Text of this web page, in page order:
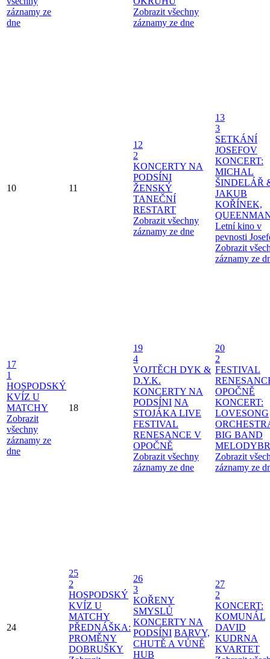
záznamy ze
dne
Zobrazit všechny
záznamy ze dne
10 11
12
2
KONCERTY NA
PODSÍNI
ŽENSKÝ
TANEČNÍ
RESTART
Zobrazit všechny
záznamy ze dne
13
3
SETKÁNÍ
JOSEFOV
KONCERT:
MICHAL
ŠINDELÁŘ
JAKUB
KOŘÍNEK,
Letní kino v
pevnosti
Zobrazit
záznamy ze
17
1
HOSPODSKÝ
KVÍZ U
MATCHY
Zobrazit
všechny
záznamy ze
dne
18
19
4
VOJTĚCH DYK &
D.Y.K.
KONCERTY NA
PODSÍNI NA
STOJÁKA LIVE
FESTIVAL
RENESANCE V
OPOČNĚ
Zobrazit všechny
záznamy ze dne
20
2
FESTIVAL
OPOČNĚ
KONCERT:
LOVESONG
BIG BAND
Zobrazit
záznamy ze
24
25
2
HOSPODSKÝ
KVÍZ U
MATCHY
PŘEDNÁŠKA:
PROMĚNY
DOBRUŠKY
26
3
KOŘENY
SMYSLŮ
KONCERTY NA
PODSÍNI BARVY,
CHUTĚ A VŮNĚ
HUB
27
2
KONCERT:
KOMUNÁL
DAVID
KUDRNA
KVARTET